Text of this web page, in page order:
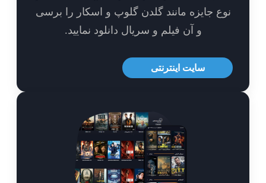
جایزه مانند گلدن گلوپ و اسکار را برسی
و آن فیلم و سریال دانلود نمایید.
سایت اینترنتی